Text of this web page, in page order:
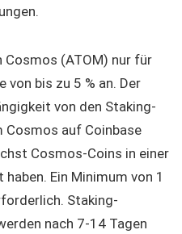
Cosmos (ATOM) nur für
von bis zu 5 % an. Der
von den Staking-
Cosmos auf Coinbase
Cosmos-Coins in einer
Ein Minimum von 1
Staking-
nach 7-14 Tagen